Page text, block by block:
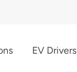
EV Drivers